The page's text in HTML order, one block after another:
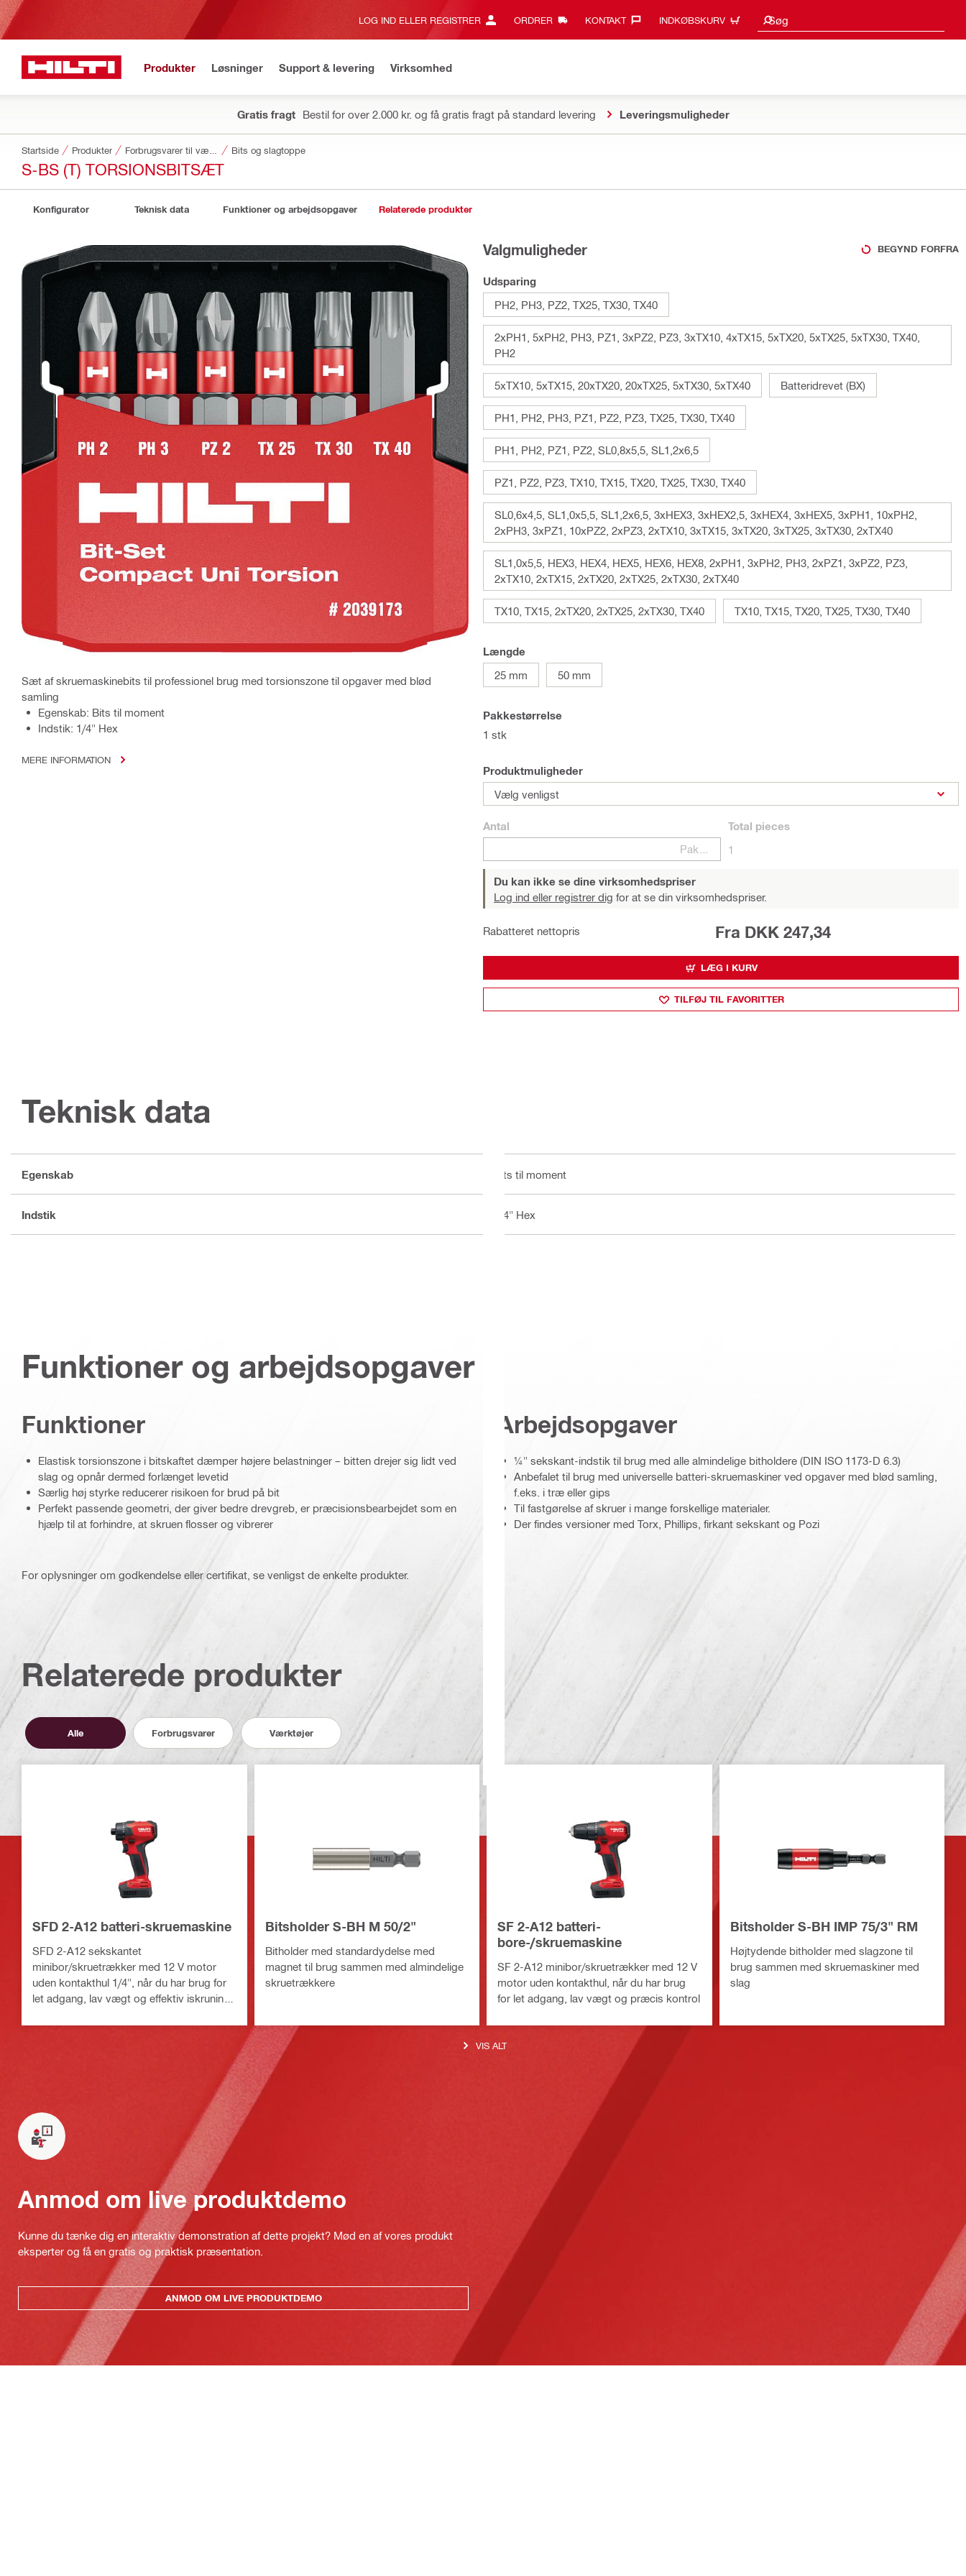
LOG IND ELLER REGISTRER ORDRER KONTAKT‎ INDKØBSKURV Søg
Søgeresultater
Produkter Løsninger Support & levering Virksomhed
Gratis fragt Bestil for over 2.000 kr. og få gratis fragt på standard levering Leveringsmuligheder
Startside Produkter Bits og slagtoppe
S-BS (T) TORSIONSBITSÆT
Konfigurator Teknisk data Funktioner og arbejdsopgaver Relaterede produkter
Sæt af skruemaskinebits til professionel brug med torsionszone til opgaver med blød
samling
Egenskab: Bits til moment
Indstik: 1/4" Hex
MERE INFORMATION
Valgmuligheder BEGYND FORFRA
Udsparing
PH2, PH3, PZ2, TX25, TX30, TX40
2xPH1, 5xPH2, PH3, PZ1, 3xPZ2, PZ3, 3xTX10, 4xTX15, 5xTX20, 5xTX25, 5xTX30, TX40,
PH2
5xTX10, 5xTX15, 20xTX20, 20xTX25, 5xTX30, 5xTX40 Batteridrevet (BX)
PH1, PH2, PH3, PZ1, PZ2, PZ3, TX25, TX30, TX40
PH1, PH2, PZ1, PZ2, SL0,8x5,5, SL1,2x6,5
PZ1, PZ2, PZ3, TX10, TX15, TX20, TX25, TX30, TX40
SL0,6x4,5, SL1,0x5,5, SL1,2x6,5, 3xHEX3, 3xHEX2,5, 3xHEX4, 3xHEX5, 3xPH1, 10xPH2,
2xPH3, 3xPZ1, 10xPZ2, 2xPZ3, 2xTX10, 3xTX15, 3xTX20, 3xTX25, 3xTX30, 2xTX40
SL1,0x5,5, HEX3, HEX4, HEX5, HEX6, HEX8, 2xPH1, 3xPH2, PH3, 2xPZ1, 3xPZ2, PZ3,
2xTX10, 2xTX15, 2xTX20, 2xTX25, 2xTX30, 2xTX40
TX10, TX15, 2xTX20, 2xTX25, 2xTX30, TX40 TX10, TX15, TX20, TX25, TX30, TX40
Længde
25 mm
50 mm
Pakkestørrelse
1 stk
Produktmuligheder
Vælg venligst
Antal
Total pieces
1
Du kan ikke se dine virksomhedspriser
Log ind eller registrer dig for at se din virksomhedspriser.
Rabatteret nettopris Fra DKK 247,34
LÆG I KURV
TILFØJ TIL FAVORITTER
Teknisk data
Egenskab Bits til moment
Indstik 1/4" Hex
Funktioner og arbejdsopgaver
Funktioner
Elastisk torsionszone i bitskaftet dæmper højere belastninger – bitten drejer sig lidt ved
slag og opnår dermed forlænget levetid
Særlig høj styrke reducerer risikoen for brud på bit
Perfekt passende geometri, der giver bedre drevgreb, er præcisionsbearbejdet som en
hjælp til at forhindre, at skruen flosser og vibrerer
Arbejdsopgaver
¼" sekskant-indstik til brug med alle almindelige bitholdere (DIN ISO 1173-D 6.3)
Anbefalet til brug med universelle batteri-skruemaskiner ved opgaver med blød samling,
f.eks. i træ eller gips
Til fastgørelse af skruer i mange forskellige materialer.
Der findes versioner med Torx, Phillips, firkant sekskant og Pozi
For oplysninger om godkendelse eller certifikat, se venligst de enkelte produkter.
Relaterede produkter
Alle Forbrugsvarer Værktøjer
SFD 2-A12 batteri-skruemaskine
SFD 2-A12 sekskantet
minibor/skruetrækker med 12 V motor
uden kontakthul 1/4", når du har brug for
let adgang, lav vægt og effektiv iskruning,
Bitsholder S-BH M 50/2"
Bitholder med standardydelse med
magnet til brug sammen med almindelige
skruetrækkere
SF 2-A12 batteri-
bore-/skruemaskine
SF 2-A12 minibor/skruetrækker med 12 V
motor uden kontakthul, når du har brug
for let adgang, lav vægt og præcis kontrol
Bitsholder S-BH IMP 75/3" RM
Højtydende bitholder med slagzone til
brug sammen med skruemaskiner med
slag
VIS ALT
Anmod om live produktdemo
Kunne du tænke dig en interaktiv demonstration af dette projekt? Mød en af vores produkt
eksperter og få en gratis og praktisk præsentation.
ANMOD OM LIVE PRODUKTDEMO